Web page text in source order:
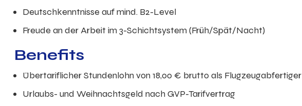
Deutschkenntnisse auf mind. B2-Level
Freude an der Arbeit im 3-Schichtsystem (Früh/Spät/Nacht)
Benefits
Übertariflicher Stundenlohn von 18,00 € brutto als Flugzeugabfertiger
Urlaubs- und Weihnachtsgeld nach GVP-Tarifvertrag